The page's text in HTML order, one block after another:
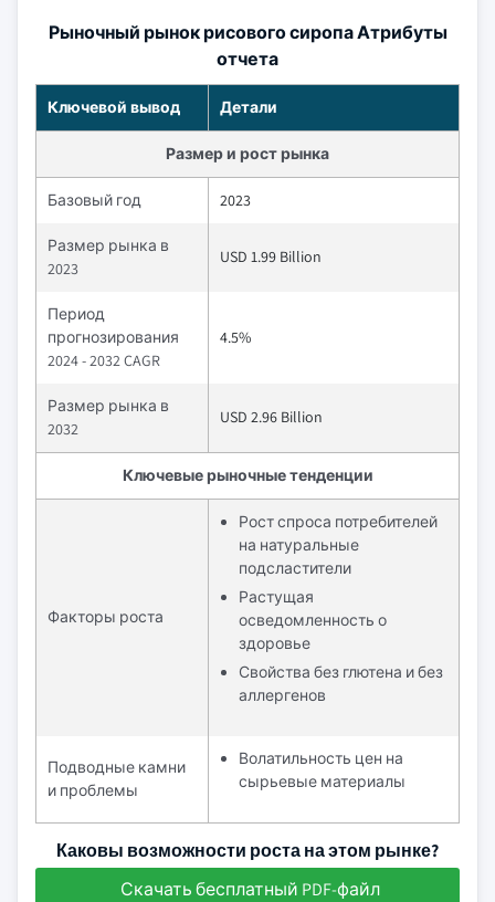
Рыночный рынок рисового сиропа Атрибуты
отчета
Ключевой вывод Детали
Размер и рост рынка
Базовый год 2023
Размер рынка в
2023
USD 1.99 Billion
Период
прогнозирования
2024 - 2032 CAGR
4.5%
Размер рынка в
2032
USD 2.96 Billion
Ключевые рыночные тенденции
Факторы роста
Рост спроса потребителей
на натуральные
подсластители
Растущая
осведомленность о
здоровье
Свойства без глютена и без
аллергенов
Подводные камни
и проблемы
Волатильность цен на
сырьевые материалы
Каковы возможности роста на этом рынке?
Скачать бесплатный PDF-файл